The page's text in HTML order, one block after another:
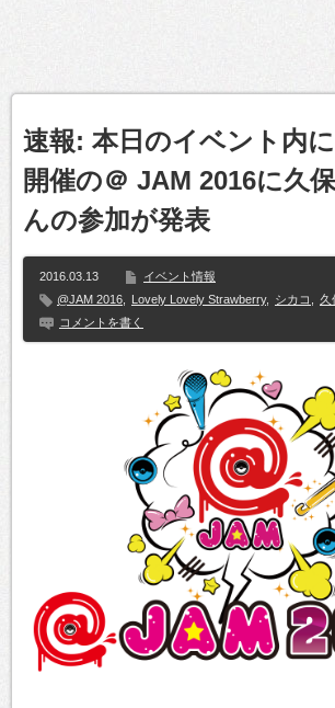
速報: 本日のイベント内
開催の＠ JAM 2016に久
んの参加が発表
2016.03.13
イベント情報
@JAM 2016
Lovely Lovely Strawberry, シカコ
久
コメントを書く